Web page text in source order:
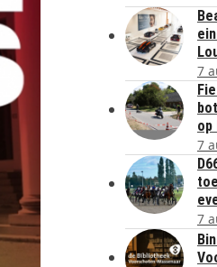
7
op
7
7